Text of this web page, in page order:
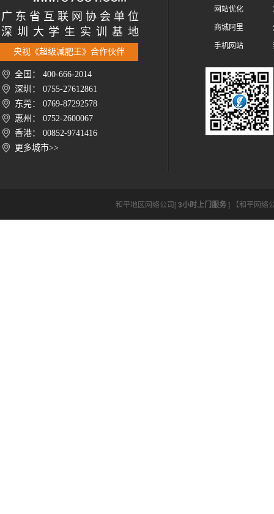
广 东 省 互 联 网 协 会 单 位
深 圳 大 学 生 实 训 基 地
央视《超级减肥王》合作伙伴
全国： 400-666-2014
深圳： 0755-27612861
东莞： 0769-87292578
惠州： 0752-2600067
香港： 00852-9741416
更多城市>>
网站优化
商城阿里
手机网站
和平地区网络公司[3小时上门服务] 【和平网络